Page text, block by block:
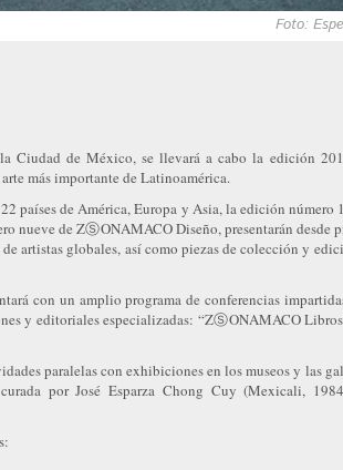
Foto:
Ciudad de México, se llevará a cabo la edición
más importante de Latinoamérica.
países de América, Europa y Asia, la edición número
nueve de ZⓈONAMACO Diseño, presentarán desde
artistas globales, así como piezas de colección y
con un amplio programa de conferencias
y editoriales especializadas: “ZⓈONAMACO
paralelas con exhibiciones en los museos y las
por José Esparza Chong Cuy (Mexicali,